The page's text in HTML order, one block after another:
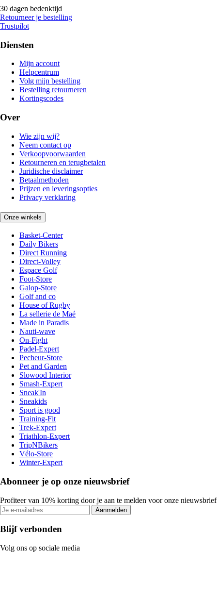
30 dagen bedenktijd
Retourneer je bestelling
Trustpilot
Diensten
Mijn account
Helpcentrum
Volg mijn bestelling
Bestelling retourneren
Kortingscodes
Over
Wie zijn wij?
Neem contact op
Verkoopvoorwaarden
Retourneren en terugbetalen
Juridische disclaimer
Betaalmethoden
Prijzen en leveringsopties
Privacy verklaring
Onze winkels
Basket-Center
Daily Bikers
Direct Running
Direct-Volley
Espace Golf
Foot-Store
Galop-Store
Golf and co
House of Rugby
La sellerie de Maé
Made in Paradis
Nauti-wave
On-Fight
Padel-Expert
Pecheur-Store
Pet and Garden
Slowood Interior
Smash-Expert
Sneak'In
Sneakids
Sport is good
Training-Fit
Trek-Expert
Triathlon-Expert
TripNBikers
Vélo-Store
Winter-Expert
Abonneer je op onze nieuwsbrief
Profiteer van 10% korting door je aan te melden voor onze nieuwsbrief
Aanmelden
Blijf verbonden
Volg ons op sociale media